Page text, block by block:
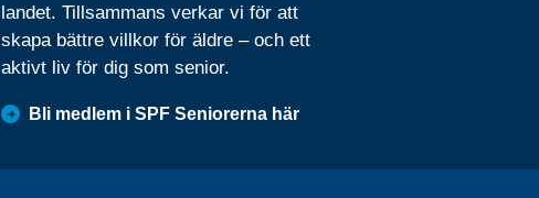
landet. Tillsammans verkar vi för att
skapa bättre villkor för äldre – och ett
aktivt liv för dig som senior.
Bli medlem i SPF Seniorerna här